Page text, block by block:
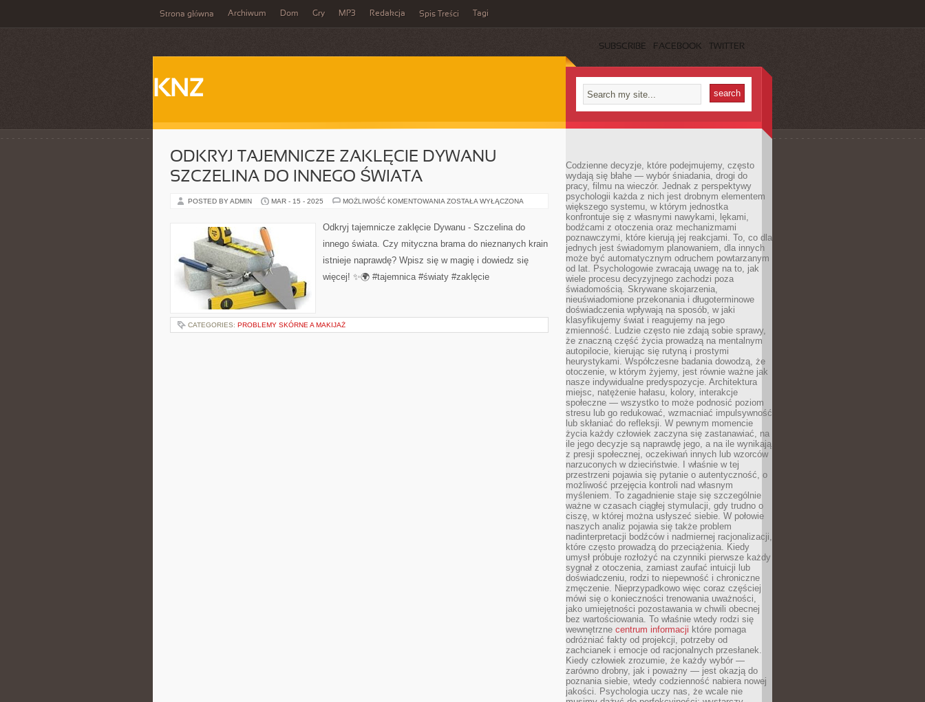
Strona główna Archiwum Dom Gry MP3 Redakcja Spis Treści Tagi
SUBSCRIBE FACEBOOK TWITTER
KNZ
ODKRYJ TAJEMNICZE ZAKLĘCIE DYWANU –
SZCZELINA DO INNEGO ŚWIATA
POSTED BY ADMIN MAR - 15 - 2025 MOŻLIWOŚĆ KOMENTOWANIA ODKRYJ
DYWANU
–
DO
ŚWIATA
ZOSTAŁA WYŁĄCZONA
Odkryj tajemnicze zaklęcie Dywanu - Szczelina do
innego świata. Czy mityczna brama do nieznanych krain
istnieje naprawdę? Wpisz się w magię i dowiedz się
więcej! ✨🌍 #tajemnica #światy #zaklęcie
CATEGORIES: PROBLEMY SKÓRNE A MAKIJAŻ
Codzienne decyzje, które podejmujemy, często
wydają się błahe — wybór śniadania, drogi do
pracy, filmu na wieczór. Jednak z perspektywy
psychologii każda z nich jest drobnym elementem
większego systemu, w którym jednostka
konfrontuje się z własnymi nawykami, lękami,
bodźcami z otoczenia oraz mechanizmami
poznawczymi, które kierują jej reakcjami. To, co dla
jednych jest świadomym planowaniem, dla innych
może być automatycznym odruchem powtarzanym
od lat. Psychologowie zwracają uwagę na to, jak
wiele procesu decyzyjnego zachodzi poza
świadomością. Skrywane skojarzenia,
nieuświadomione przekonania i długoterminowe
doświadczenia wpływają na sposób, w jaki
klasyfikujemy świat i reagujemy na jego
zmienność. Ludzie często nie zdają sobie sprawy,
że znaczną część życia prowadzą na mentalnym
autopilocie, kierując się rutyną i prostymi
heurystykami. Współczesne badania dowodzą, że
otoczenie, w którym żyjemy, jest równie ważne jak
nasze indywidualne predyspozycje. Architektura
miejsc, natężenie hałasu, kolory, interakcje
społeczne — wszystko to może podnosić poziom
stresu lub go redukować, wzmacniać impulsywność
lub skłaniać do refleksji. W pewnym momencie
życia każdy człowiek zaczyna się zastanawiać, na
ile jego decyzje są naprawdę jego, a na ile wynikają
z presji społecznej, oczekiwań innych lub wzorców
narzuconych w dzieciństwie. I właśnie w tej
przestrzeni pojawia się pytanie o autentyczność, o
możliwość przejęcia kontroli nad własnym
myśleniem. To zagadnienie staje się szczególnie
ważne w czasach ciągłej stymulacji, gdy trudno o
ciszę, w której można usłyszeć siebie. W połowie
naszych analiz pojawia się także problem
nadinterpretacji bodźców i nadmiernej racjonalizacji,
które często prowadzą do przeciążenia. Kiedy
umysł próbuje rozłożyć na czynniki pierwsze każdy
sygnał z otoczenia, zamiast zaufać intuicji lub
doświadczeniu, rodzi to niepewność i chroniczne
zmęczenie. Nieprzypadkowo więc coraz częściej
mówi się o konieczności trenowania uważności,
jako umiejętności pozostawania w chwili obecnej
bez wartościowania. To właśnie wtedy rodzi się
wewnętrzne centrum informacji które pomaga
odróżniać fakty od projekcji, potrzeby od
zachcianek i emocje od racjonalnych przesłanek.
Kiedy człowiek zrozumie, że każdy wybór —
zarówno drobny, jak i poważny — jest okazją do
poznania siebie, wtedy codzienność nabiera nowej
jakości. Psychologia uczy nas, że wcale nie